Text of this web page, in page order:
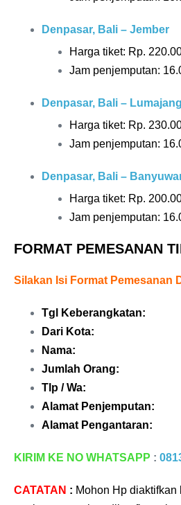
Denpasar, Bali – Jember
Harga tiket: Rp.
Jam penjemputan:
Denpasar, Bali – Lumajang
Harga tiket: Rp.
Jam penjemputan:
Denpasar, Bali –
Harga tiket: Rp. 20
Jam penjemputan:
FORMAT PEMESANAN
Silakan Isi Format Pemesanan
Tgl Keberangkatan:
Dari Kota:
Nama:
Jumlah Orang:
Tlp / Wa:
Alamat Penjemputan:
Alamat Pengantaran:
KIRIM KE NO WHATSAPP :
CATATAN : Mohon Hp